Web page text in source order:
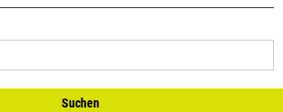
Suchen